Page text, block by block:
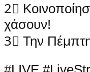
2⃣
χάσουν!
3⃣ Την